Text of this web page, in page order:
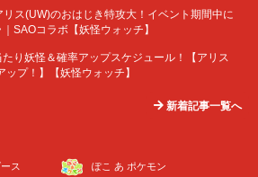
リス(UW)のおはじき特攻大！イベント期間中に
SAOコラボ【妖怪ウォッチ】
たり妖怪＆確率アップスケジュール！【アリス
プ！】【妖怪ウォッチ】
新着記事一覧へ
ス ぽこ あ ポケモン